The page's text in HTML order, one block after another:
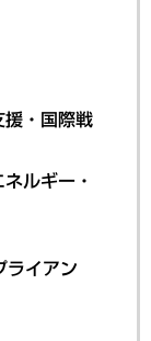
援・国際戦
ルギー・
ライアン